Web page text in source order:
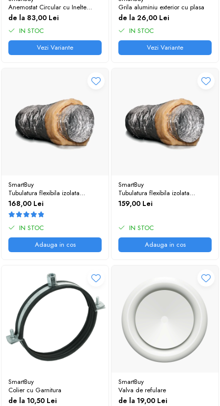
Trape Acces
Valve
Anemostat Circular cu Inelte
Concentrice - Reglaj Debit Aer
de la 83,00 Lei
IN STOC
Vezi Variante
Grila aluminiu exterior cu plasa
de la 26,00 Lei
IN STOC
Vezi Variante
SmartBuy
Tubulatura flexibila izolata
127mm 10m
168,00 Lei
IN STOC
Adauga in cos
SmartBuy
Tubulatura flexibila izolata
102mm 10m
159,00 Lei
IN STOC
Adauga in cos
SmartBuy
Colier cu Garnitura
de la 10,50 Lei
SmartBuy
Valva de refulare
de la 19,00 Lei